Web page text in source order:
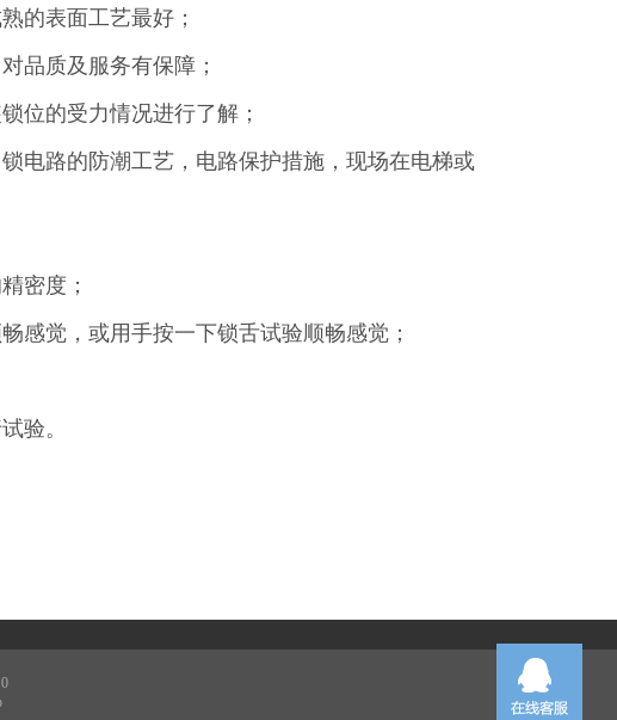
的表面工艺最好；
品质及服务有保障；
位的受力情况进行了解；
电路的防潮工艺，电路保护措施，现场在电梯或
密度；
感觉，或用手按一下锁舌试验顺畅感觉；
验。